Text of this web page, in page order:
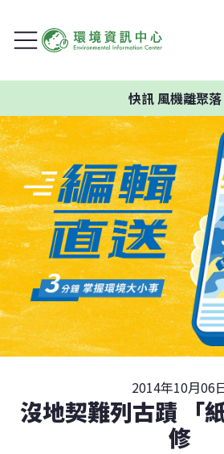
快訊風機離聚落
2014年10月06
沒地契難列古蹟 「
修